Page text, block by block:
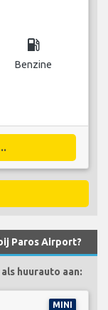
local_gas_station
Benzine
Paros Airport?
huurauto aan:
MINI